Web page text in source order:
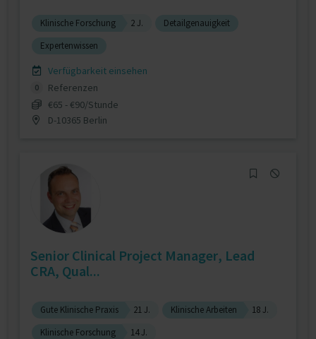
Klinische Forschung 2 J.
Detailgenauigkeit
Expertenwissen
Verfügbarkeit einsehen
0
Referenzen
€65 - €90/Stunde
D-10365 Berlin
Senior Clinical Project Manager, Lead
CRA, Qual...
Gute Klinische Praxis 21 J. Klinische Arbeiten
18 J.
Klinische Forschung
14 J.